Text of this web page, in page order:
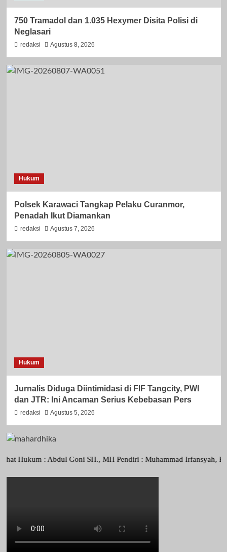
750 Tramadol dan 1.035 Hexymer Disita Polisi di
Neglasari
redaksi Agustus 8, 2026
Hukum
Polsek Karawaci Tangkap Pelaku Curanmor,
Penadah Ikut Diamankan
redaksi Agustus 7, 2026
Hukum
Jurnalis Diduga Diintimidasi di FIF Tangcity, PWI
dan JTR: Ini Ancaman Serius Kebebasan Pers
redaksi Agustus 5, 2026
: Abdul Goni SH., MH Pendiri : Muhammad Irfansyah,